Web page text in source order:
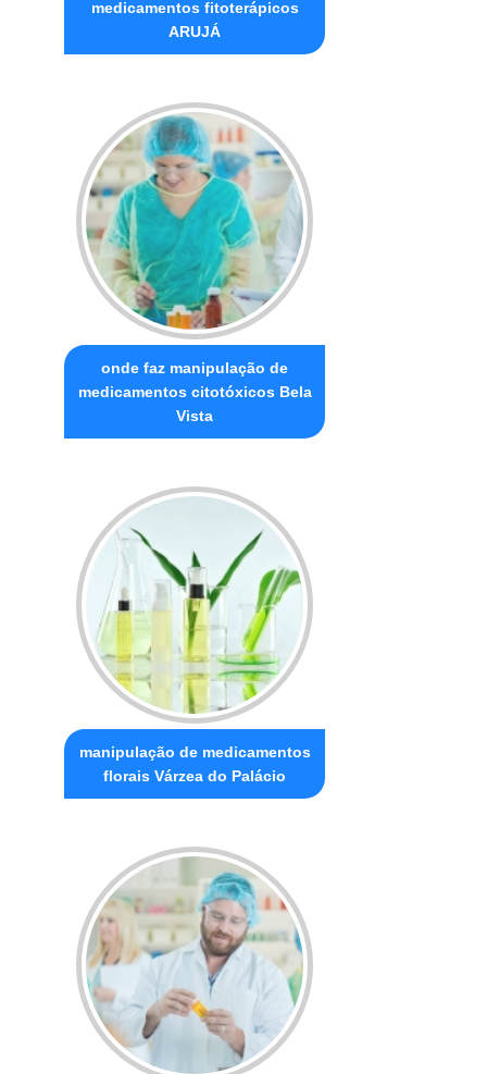
medicamentos fitoterápicos
ARUJÁ
onde faz manipulação de
medicamentos citotóxicos Bela
Vista
manipulação de medicamentos
florais Várzea do Palácio